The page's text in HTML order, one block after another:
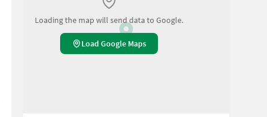
nožev, zaščito pred trkom, kardanskim gredom; ponjava
Loading the map will send data to Google.
Load Google Maps